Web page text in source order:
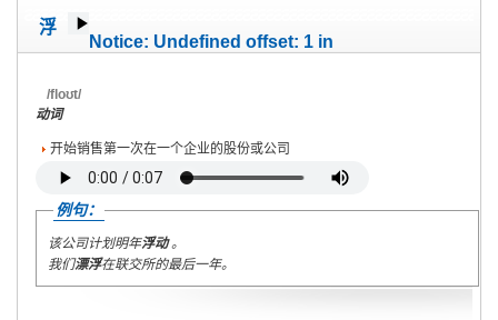
浮
Notice: Undefined offset: 1 in
/floʊt/
动词
开始销售第一次在一个企业的股份或公司
例句：
该公司计划明年浮动。
我们漂浮在联交所的最后一年。